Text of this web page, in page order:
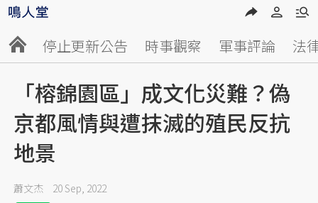
停止更新公告 時事觀察 軍事評論 法
「榕錦園區」成文化災難？偽
京都風情與遭抹滅的殖民反抗
地景
蕭文杰 20 Sep, 2022